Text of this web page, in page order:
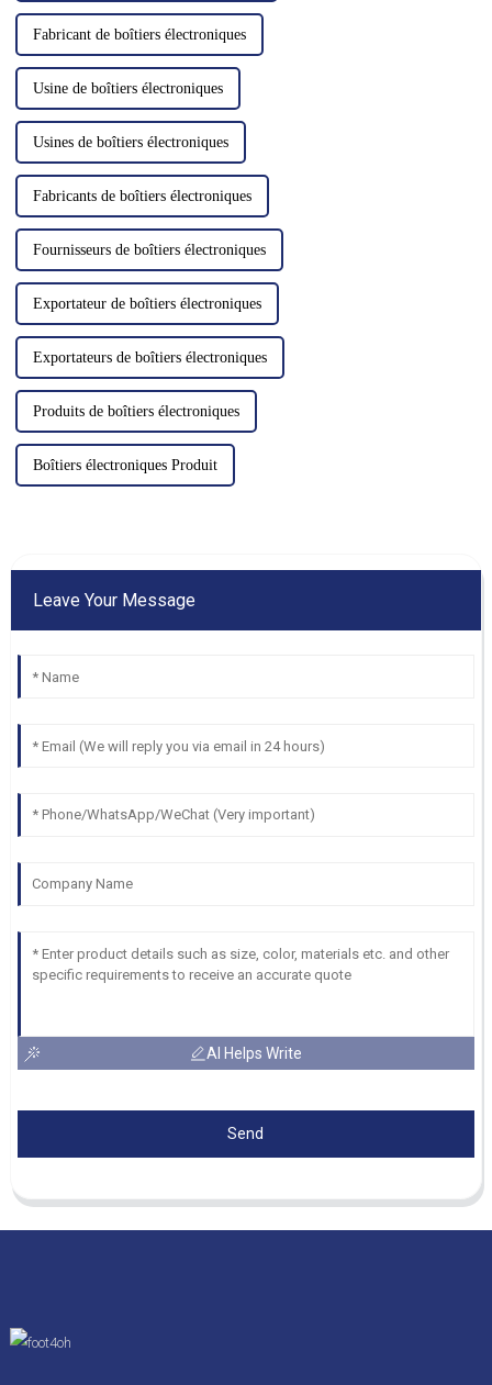
Fabricant de boîtiers électroniques
Usine de boîtiers électroniques
Usines de boîtiers électroniques
Fabricants de boîtiers électroniques
Fournisseurs de boîtiers électroniques
Exportateur de boîtiers électroniques
Exportateurs de boîtiers électroniques
Produits de boîtiers électroniques
Boîtiers électroniques Produit
Leave Your Message
AI Helps Write
Send